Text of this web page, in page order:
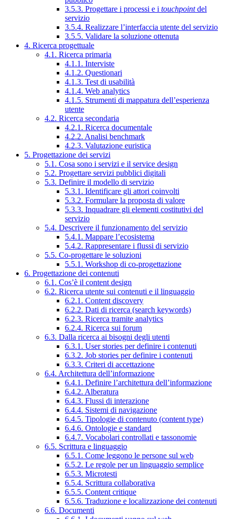
3.5.3. Progettare i processi e i touchpointdel
servizio
3.5.4. Realizzare l’interfaccia utente del servizio
3.5.5. Validare la soluzione ottenuta
4. Ricerca progettuale
4.1. Ricerca primaria
4.1.1. Interviste
4.1.2. Questionari
4.1.3. Test di usabilità
4.1.4. Web analytics
4.1.5. Strumenti di mappatura dell’esperienza
utente
4.2. Ricerca secondaria
4.2.1. Ricerca documentale
4.2.2. Analisi benchmark
4.2.3. Valutazione euristica
5. Progettazione dei servizi
5.1. Cosa sono i servizi e il service design
5.2. Progettare servizi pubblici digitali
5.3. Definire il modello di servizio
5.3.1. Identificare gli attori coinvolti
5.3.2. Formulare la proposta di valore
5.3.3. Inquadrare gli elementi costitutivi del
servizio
5.4. Descrivere il funzionamento del servizio
5.4.1. Mappare l’ecosistema
5.4.2. Rappresentare i flussi di servizio
5.5. Co-progettare le soluzioni
5.5.1. Workshop di co-progettazione
6. Progettazione dei contenuti
6.1. Cos’è il content design
6.2. Ricerca utente sui contenuti e il linguaggio
6.2.1. Content discovery
6.2.2. Dati di ricerca (search keywords)
6.2.3. Ricerca tramite analytics
6.2.4. Ricerca sui forum
6.3. Dalla ricerca ai bisogni degli utenti
6.3.1. User stories per definire i contenuti
6.3.2. Job stories per definire i contenuti
6.3.3. Criteri di accettazione
6.4. Architettura dell’informazione
6.4.1. Definire l’architettura dell’informazione
6.4.2. Alberatura
6.4.3. Flussi di interazione
6.4.4. Sistemi di navigazione
6.4.5. Tipologie di contenuto (content type)
6.4.6. Ontologie e standard
6.4.7. Vocabolari controllati e tassonomie
6.5. Scrittura e linguaggio
6.5.1. Come leggono le persone sul web
6.5.2. Le regole per un linguaggio semplice
6.5.3. Microtesti
6.5.4. Scrittura collaborativa
6.5.5. Content critique
6.5.6. Traduzione e localizzazione dei contenuti
6.6. Documenti